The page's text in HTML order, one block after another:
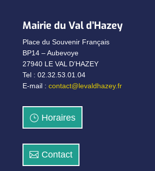
Mairie du Val d’Hazey
Place du Souvenir Français
BP14 – Aubevoye
27940 LE VAL D’HAZEY
Tel : 02.32.53.01.04
E-mail : contact@levaldhazey.fr
Horaires
Contact